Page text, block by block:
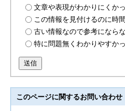
文章や表現がわかりにくか
この情報を見付けるのに時
古い情報なので参考になら
特に問題無くわかりやすか
送信
このページに関するお問い合わせ